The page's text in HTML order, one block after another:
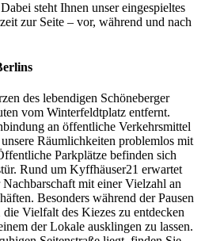
steht Ihnen unser eingespieltes
zur Seite – vor, während und nach
des lebendigen Schöneberger
vom Winterfeldtplatz entfernt.
an öffentliche Verkehrsmittel
Räumlichkeiten problemlos mit
Parkplätze befinden sich
Rund um Kyffhäuser21 erwartet
mit einer Vielzahl an
Besonders während der Pausen
Vielfalt des Kiezes zu entdecken
der Lokale ausklingen zu lassen.